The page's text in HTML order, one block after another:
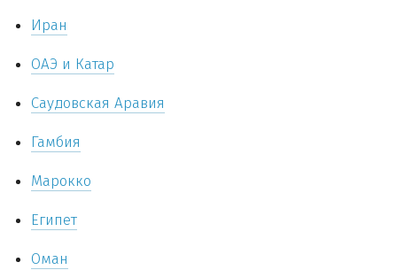
Иран
ОАЭ и Катар
Саудовская Аравия
Гамбия
Марокко
Египет
Оман